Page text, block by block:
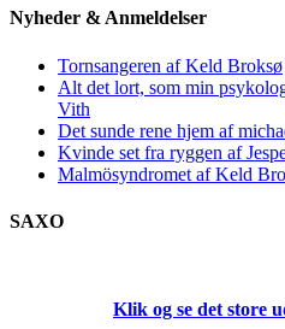
Nyheder & Anmeldelser
Tornsangeren af Keld Broksø
Alt det lort, som min
Vith
Det sunde rene hjem af
Kvinde set fra ryggen af
Malmösyndromet af Keld
SAXO
Klik og se det store